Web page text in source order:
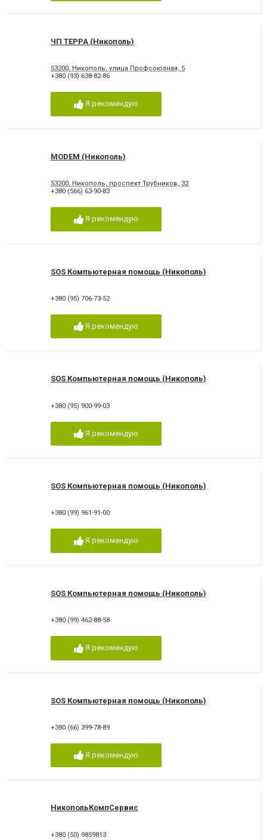
ЧП ТЕРРА (Никополь)
53200, Никополь, улица Профсоюзная, 5
+380 (93) 638-82-86
Я рекомендую
MODEM (Никополь)
53200, Никополь, проспект Трубников, 32
+380 (566) 63-90-83
Я рекомендую
SOS Компьютерная помощь (Никополь)
+380 (95) 706-73-52
Я рекомендую
SOS Компьютерная помощь (Никополь)
+380 (95) 900-99-03
Я рекомендую
SOS Компьютерная помощь (Никополь)
+380 (99) 961-91-00
Я рекомендую
SOS Компьютерная помощь (Никополь)
+380 (99) 462-88-58
Я рекомендую
SOS Компьютерная помощь (Никополь)
+380 (66) 399-78-89
Я рекомендую
НикопольКомпСервис
+380 (50) 9859813